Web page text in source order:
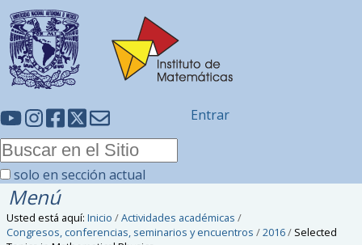
solo en sección actual
Entrar
Menú
Usted está aquí: Inicio /Actividades académicas /
Congresos, conferencias, seminarios y encuentros /2016/ Selected